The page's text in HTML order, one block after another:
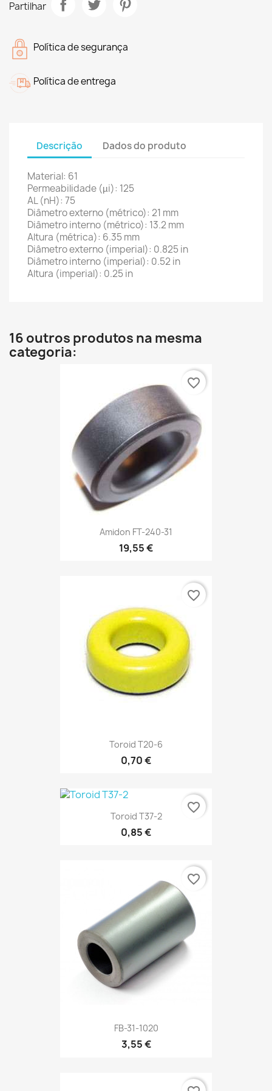
Partilhar
Política de segurança
Política de entrega
Descrição Dados do produto
Material: 61
Permeabilidade (µi): 125
AL (nH): 75
Diâmetro externo (métrico): 21 mm
Diâmetro interno (métrico): 13.2 mm
Altura (métrica): 6.35 mm
Diâmetro externo (imperial): 0.825 in
Diâmetro interno (imperial): 0.52 in
Altura (imperial): 0.25 in
16 outros produtos na mesma
categoria:
Amidon FT-240-31
19,55 €
favorite_border
Toroid T20-6
0,70 €
favorite_border
Toroid T37-2
0,85 €
favorite_border
FB-31-1020
3,55 €
favorite_border